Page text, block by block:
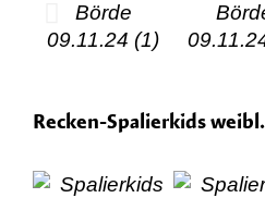
Recken-Spalierkids